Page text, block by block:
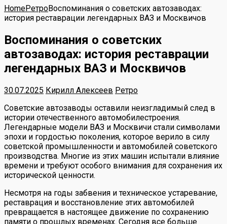
HomeРетроВоспоминания о советских автозаводах:
история реставрации легендарных ВАЗ и Москвичов
Воспоминания о советских
автозаводах: история реставрации
легендарных ВАЗ и Москвичов
30.07.2025 Кирилл Алексеев Ретро
Советские автозаводы оставили неизгладимый след в
истории отечественного автомобилестроения.
Легендарные модели ВАЗ и Москвичи стали символами
эпохи и гордостью поколения, которое верило в силу
советской промышленности и автомобилей советского
производства. Многие из этих машин испытали влияние
времени и требуют особого внимания для сохранения их
исторической ценности.
Несмотря на годы забвения и техническое устаревание,
реставрация и восстановление этих автомобилей
превращается в настоящее движение по сохранению
памяти о прошлых временах. Сегодня все больше